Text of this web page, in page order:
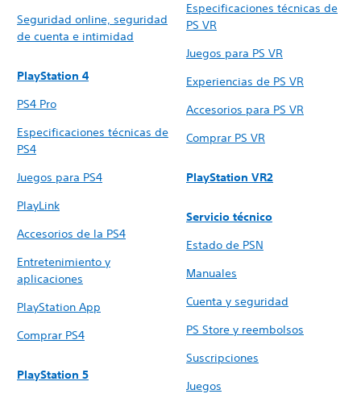
Seguridad online, seguridad
de cuenta e intimidad
PlayStation 4
PS4 Pro
Especificaciones técnicas de
PS4
Juegos para PS4
PlayLink
Accesorios de la PS4
Entretenimiento y
aplicaciones
PlayStation App
Comprar PS4
PlayStation 5
Especificaciones técnicas de
PS VR
Juegos para PS VR
Experiencias de PS VR
Accesorios para PS VR
Comprar PS VR
PlayStation VR2
Servicio técnico
Estado de PSN
Manuales
Cuenta y seguridad
PS Store y reembolsos
Suscripciones
Juegos